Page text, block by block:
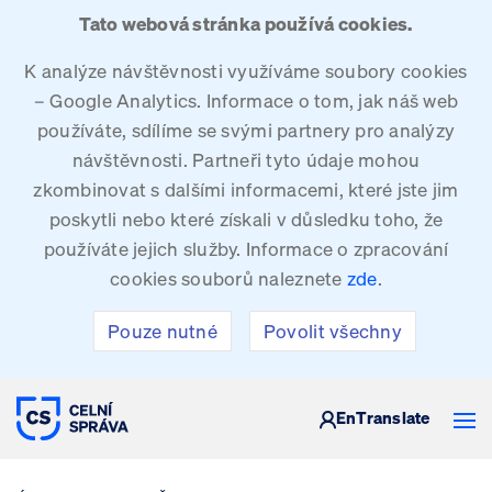
Tato webová stránka používá cookies.
K analýze návštěvnosti využíváme soubory cookies
– Google Analytics. Informace o tom, jak náš web
používáte, sdílíme se svými partnery pro analýzy
návštěvnosti. Partneři tyto údaje mohou
zkombinovat s dalšími informacemi, které jste jim
poskytli nebo které získali v důsledku toho, že
používáte jejich služby. Informace o zpracování
cookies souborů naleznete zde.
Pouze nutné Povolit všechny
CELNÍ SPRÁVA ČESKÉ REPUBLIKY
EnTranslate